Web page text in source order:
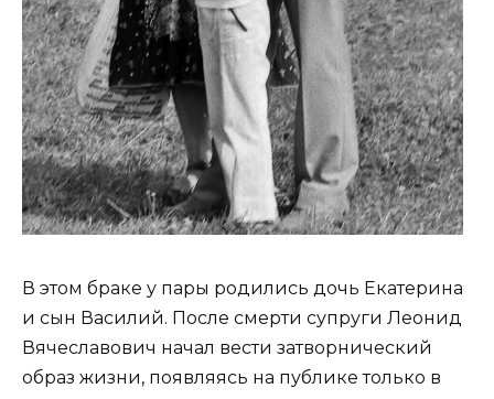
В этом браке у пары родились дочь Екатерина
и сын Василий. После смерти супруги Леонид
Вячеславович начал вести затворнический
образ жизни, появляясь на публике только в